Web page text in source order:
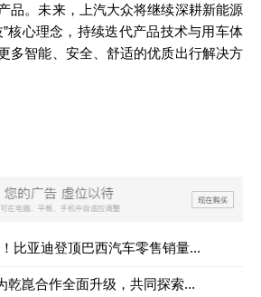
品。未来，上汽大众将继续深耕新能源
核心理念，持续迭代产品技术与用车体
多智能、安全、舒适的优质出行解决方
比亚迪登顶巴西汽车零售销量...
乾崑合作全面升级，共同探索...